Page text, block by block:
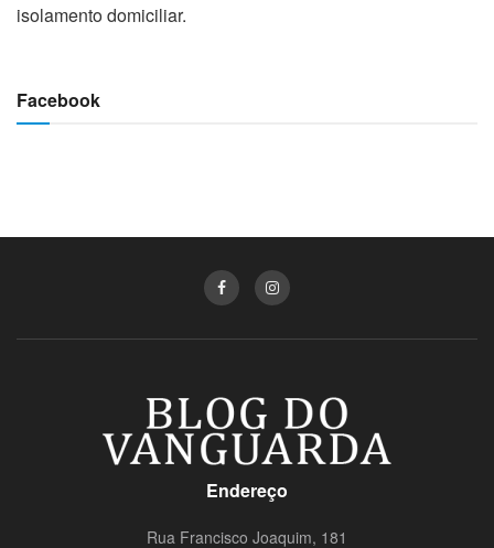
isolamento domiciliar.
Facebook
Endereço
Rua Francisco Joaquim, 181